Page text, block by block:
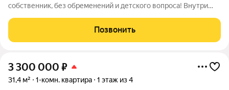
собственник, без обременений и детского вопроса! Внутри
комнате вместительный шкаф-купе и удобный диван, на кухне
современная мебель и газовая
Позвонить
3 300 000 ₽
31,4 м² 1-комн. квартира 1 этаж из 4